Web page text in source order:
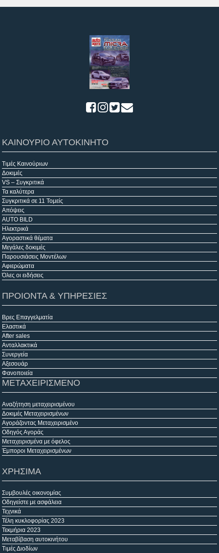
ΚΑΙΝΟΥΡΙΟ ΑΥΤΟΚΙΝΗΤΟ
Τιμές Καινούριων
Δοκιμές
VS – Συγκριτικά
Τα καλύτερα
Συγκριτικά σε 11 Τομείς
Απόψεις
AUTO BILD
Ηλεκτρικά
Αγοραστικά θέματα
Μεγάλες δοκιμές
Παρουσιάσεις Μοντέλων
Αφιερώματα
Όλες οι ειδήσεις
ΠΡΟΙΟΝΤΑ & ΥΠΗΡΕΣΙΕΣ
Βρες Επαγγελματία
Ελαστικά
After sales
Ανταλλακτικά
Συνεργεία
Αξεσουάρ
Φανοποιεία
ΜΕΤΑΧΕΙΡΙΣΜΕΝΟ
Αναζήτηση μεταχειρισμένου
Δοκιμές Μεταχειρισμένων
Αγοράζοντας Μεταχειρισμένο
Οδηγός Αγοράς
Μεταχειρισμένα με όφελος
Έμποροι Μεταχειρισμένων
ΧΡΗΣΙΜΑ
Συμβουλές οικονομίας
Οδηγείστε με ασφάλεια
Τεχνικά
Τέλη κυκλοφορίας 2023
Τεκμήρια 2023
Μεταβίβαση αυτοκινήτου
Τιμές Διοδίων